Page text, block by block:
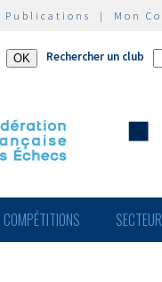
Publications | Mon
Rechercher un club
COMPÉTITIONS